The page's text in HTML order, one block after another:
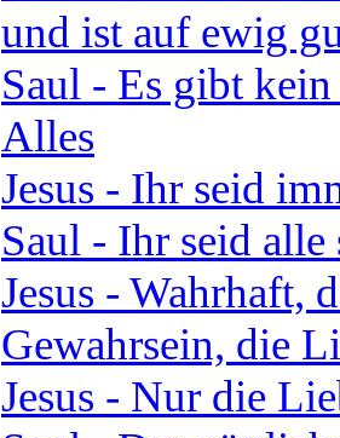
und ist auf ewig
Saul - Es gibt
Alles
Jesus - Ihr seid
Saul - Ihr seid alle
Jesus - Wahrhaft,
Gewahrsein, die
Jesus - Nur die